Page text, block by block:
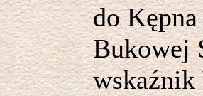
do
Bukowej
wskaźnik